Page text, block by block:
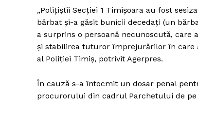
„Poliţiştii Secţiei 1 Timişoara au fost
bărbat şi-a găsit bunicii decedaţi (un
a surprins o persoană necunoscută, care
şi stabilirea tuturor împrejurărilor în care
al Poliţiei Timiş, potrivit Agerpres.
În cauză s-a întocmit un dosar penal
procurorului din cadrul Parchetului de